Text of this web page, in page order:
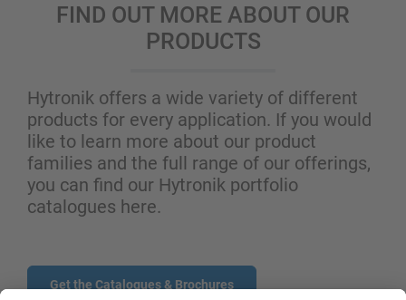
FIND OUT MORE ABOUT OUR
PRODUCTS
Hytronik offers a wide variety of different
products for every application. If you would
like to learn more about our product
families and the full range of our offerings,
you can find our Hytronik portfolio
catalogues here.
Get the Catalogues & Brochures